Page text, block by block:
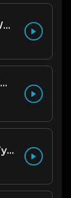
[FREE] Juice WRLD Type Beat - Lucid Piano (Prod by Tony Wale)
GON BEATS - INSTRUMENTAL 219001 [150BPM] [TRAP]
Bryson Tiller Type Beat - Smoking Aces (F Minor) (Prod by Tony Wale)